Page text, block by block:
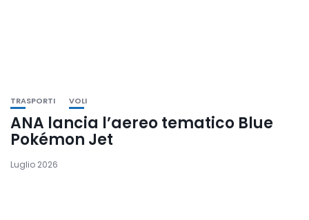
TRASPORTI VOLI
ANA lancia l’aereo tematico Blue
Pokémon Jet
Luglio 2026